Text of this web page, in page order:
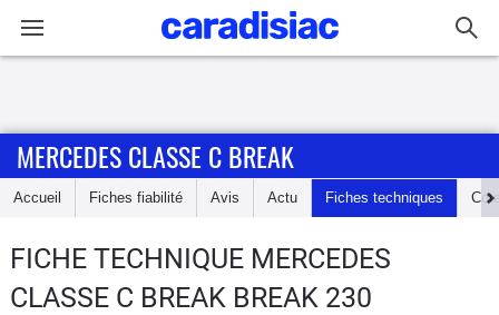
Accueil
Essais
MERCEDES CLASSE C BREAK
Accueil Fiches fiabilité Avis Actu Fiches techniques
FICHE TECHNIQUE MERCEDES
CLASSE C BREAK BREAK 230